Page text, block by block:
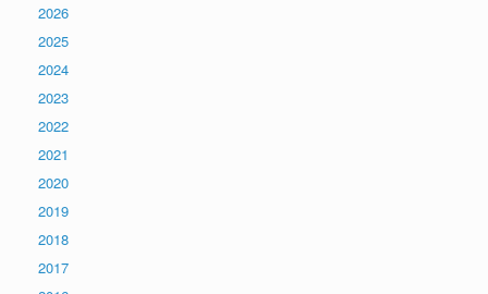
2026
2025
2024
2023
2022
2021
2020
2019
2018
2017